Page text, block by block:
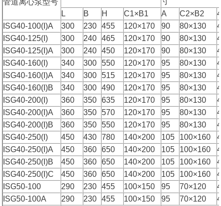
L
B H C1×B1 A C2×B2
ISG40-100(I)A
300 230 455 120×170 90 80×130
ISG40-125(I)
300 240 465 120×170 90 80×130
ISG40-125(I)A
300 240 450 120×170 90 80×130
ISG40-160(I)
340 300 550 120×170 95 80×130
ISG40-160(I)A
340 300 515 120×170 95 80×130
ISG40-160(I)B
340 300 490 120×170 95 80×130
ISG40-200(I)
360 350 635 120×170 95 80×130
ISG40-200(I)A
360 350 570 120×170 95 80×130
ISG40-200(I)B
360 350 550 120×170 95 80×130
ISG40-250(I)
450 430 780 140×200 105 100×160
ISG40-250(I)A
450 360 650 140×200 105 100×160
ISG40-250(I)B
450 360 650 140×200 105 100×160
ISG40-250(I)C
450 360 650 140×200 105 100×160
ISG50-100
290 230 455 100×150 95 70×120
ISG50-100A
290 230 455 100×150 95 70×120